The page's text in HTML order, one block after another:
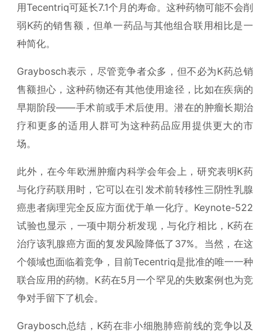
用Tecentriq可延长7.1个月的寿命。这种药物可能不会削
弱K药的销售额，但单一药品与其他组合联用相比是一
种简化。
Graybosch表示，尽管竞争者众多，但不必为K药总销
售额担心，这种药物还有其他使用途径，比如在疾病的
早期阶段——手术前或手术后使用。潜在的肿瘤长期治
疗和更多的适用人群可为这种药品应用提供更大的市
场。
此外，在今年欧洲肿瘤内科学会年会上，研究表明K药
与化疗药联用时，它可以在引发术前转移性三阴性乳腺
癌患者病理完全反应方面优于单一化疗。Keynote-522
试验也显示，一项中期分析发现，与化疗相比，K药在
治疗该乳腺癌方面的复发风险降低了37%。当然，在这
个领域也面临着竞争，目前Tecentriq是批准的唯一一种
联合应用的药物。K药在5月一个罕见的失败案例也为竞
争对手留下了机会。
Graybosch总结，K药在非小细胞肺癌前线的竞争以及